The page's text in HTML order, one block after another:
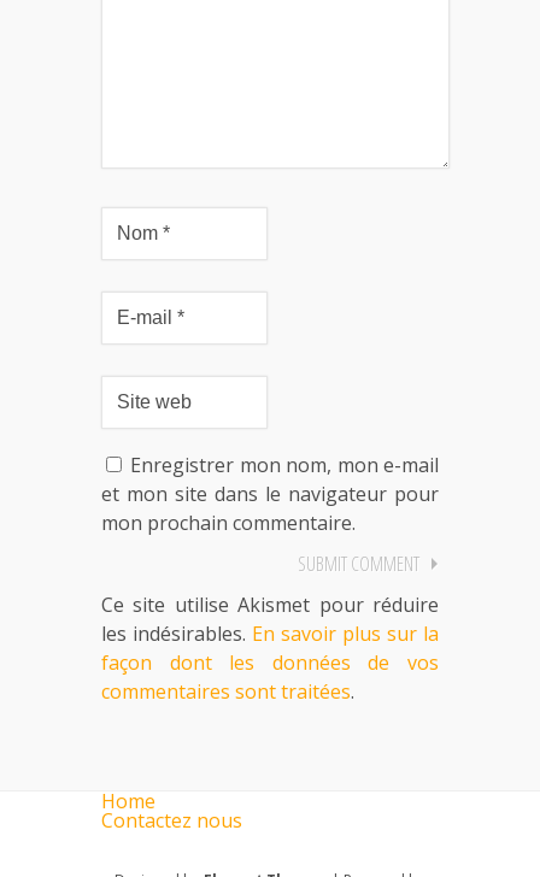
Enregistrer mon nom, mon e-mail
et mon site dans le navigateur pour
mon prochain commentaire.
Ce site utilise Akismet pour réduire
les indésirables. En savoir plus sur la
façon dont les données de vos
commentaires sont traitées.
Home
Contactez nous